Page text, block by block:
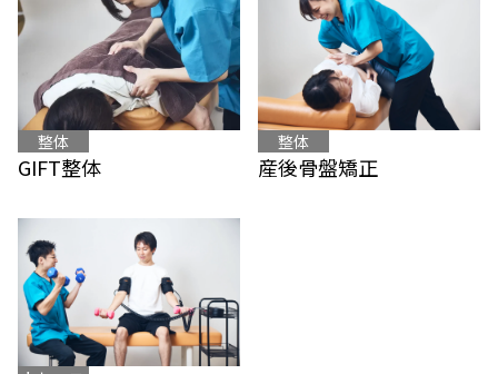
整体
GIFT整体
整体
産後骨盤矯正